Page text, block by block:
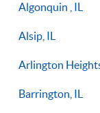
Algonquin , IL
Alsip, IL
Arlington
Barrington, IL